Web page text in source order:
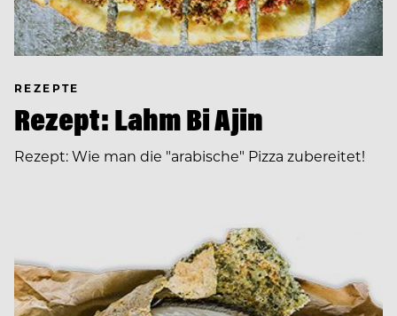
REZEPTE
Rezept: Lahm Bi Ajin
Rezept: Wie man die "arabische" Pizza zubereitet!